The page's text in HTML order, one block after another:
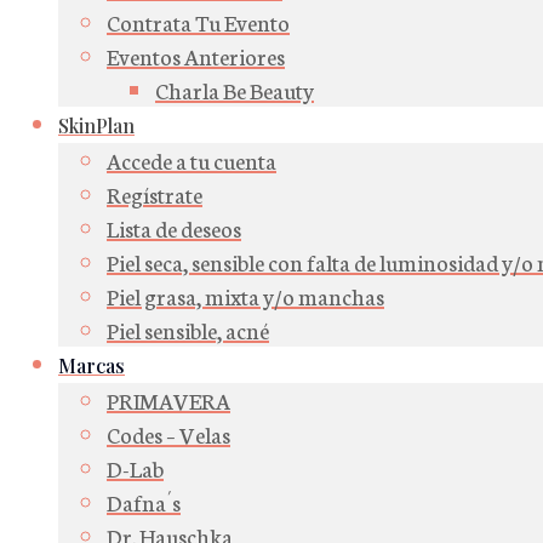
Contrata Tu Evento
Eventos Anteriores
Charla Be Beauty
SkinPlan
Accede a tu cuenta
Regístrate
Lista de deseos
Piel seca, sensible con falta de luminosidad y/o
Piel grasa, mixta y/o manchas
Piel sensible, acné
Marcas
PRIMAVERA
Codes – Velas
D-Lab
Dafna´s
Dr. Hauschka